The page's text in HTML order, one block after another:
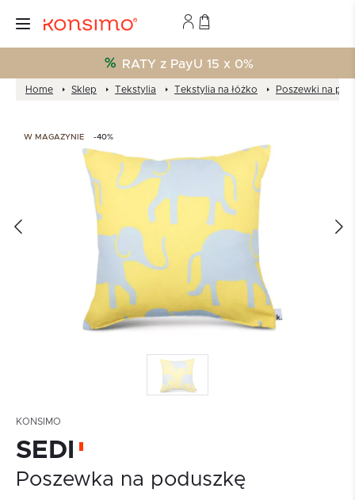
RATY z PayU 15 x 0%
Home Sklep Tekstylia Tekstylia na łóżko Poszewki na
W MAGAZYNIE -40%
KONSIMO
SEDI
Poszewka na poduszkę